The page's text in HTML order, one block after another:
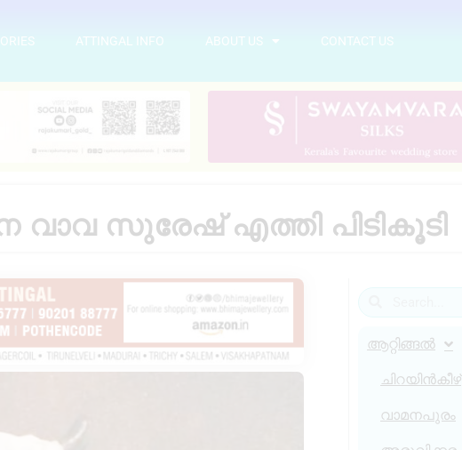
ATTINGAL INFO ABOUT US CONTACT US
വാവ സുരേഷ് എത്തി പിടികൂടി
ആറ്റിങ്ങൽ
ചിറയിൻകീഴ്
വാമനപുരം